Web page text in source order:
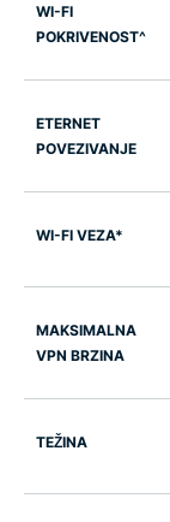
WI-FI
POKRIVENOST^
ETERNET
POVEZIVANJE
WI-FI VEZA*
MAKSIMALNA
VPN BRZINA
TEŽINA